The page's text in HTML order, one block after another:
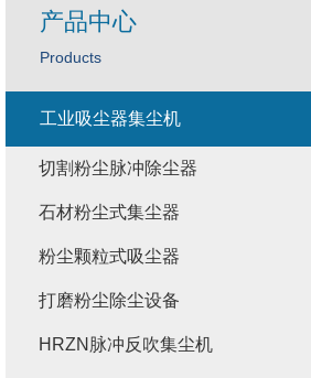
产品中心
Products
工业吸尘器集尘机
切割粉尘脉冲除尘器
石材粉尘式集尘器
粉尘颗粒式吸尘器
打磨粉尘除尘设备
HRZN脉冲反吹集尘机